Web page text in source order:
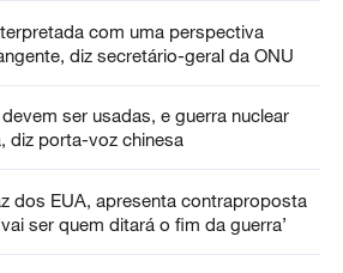
com uma perspectiva
diz secretário-geral da ONU
ser usadas, e guerra nuclear
diz porta-voz chinesa
dos EUA, apresenta contraproposta
ser quem ditará o fim da guerra’